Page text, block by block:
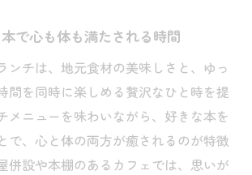
で心も体も満たされる時間
ンチは、地元食材の美味しさと、ゆっ
間を同時に楽しめる贅沢なひと時を提
メニューを味わいながら、好きな本を
で、心と体の両方が癒されるのが特徴
併設や本棚のあるカフェでは、思いが